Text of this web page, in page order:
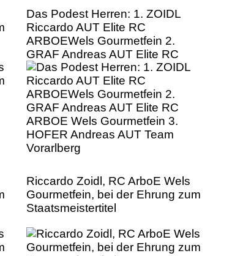
Das Podest Herren: 1. ZOIDL
Riccardo AUT Elite RC
ARBOEWels Gourmetfein 2.
GRAF Andreas AUT Elite RC
ARBOE Wels Gourmetfein 3.
HOFER Andreas AUT Team
Vorarlberg
Riccardo Zoidl, RC ArboE Wels
Gourmetfein, bei der Ehrung zum
Staatsmeistertitel